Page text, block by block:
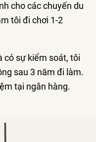
cho các chuyến du
tôi đi chơi 1-2
có sự kiểm soát, tôi
sau 3 năm đi làm.
tại ngân hàng.